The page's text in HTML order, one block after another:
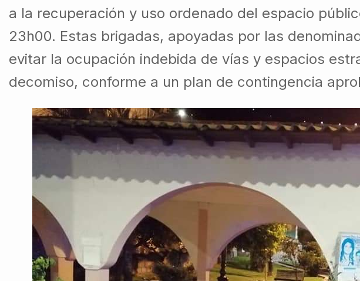
a la recuperación y uso ordenado del espacio
23h00. Estas brigadas, apoyadas por las
evitar la ocupación indebida de vías y espacios
decomiso, conforme a un plan de contingencia